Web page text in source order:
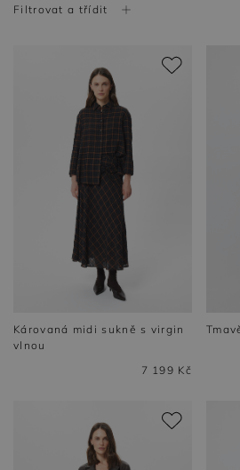
Filtrovat a třídit
Károvaná midi sukně s virgin
vlnou
7 199 Kč